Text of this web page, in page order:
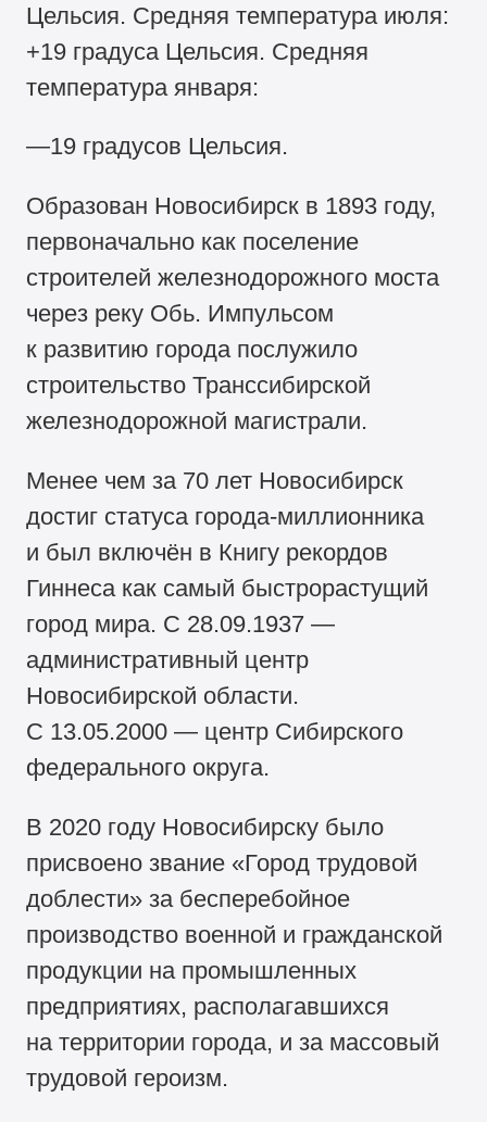
Цельсия. Средняя температура июля:
+19 градуса Цельсия. Средняя
температура января:
—19 градусов Цельсия.
Образован Новосибирск в 1893 году,
первоначально как поселение
строителей железнодорожного моста
через реку Обь. Импульсом
к развитию города послужило
строительство Транссибирской
железнодорожной магистрали.
Менее чем за 70 лет Новосибирск
достиг статуса города-миллионника
и был включён в Книгу рекордов
Гиннеса как самый быстрорастущий
город мира. С 28.09.1937 —
административный центр
Новосибирской области.
С 13.05.2000 — центр Сибирского
федерального округа.
В 2020 году Новосибирску было
присвоено звание «Город трудовой
доблести» за бесперебойное
производство военной и гражданской
продукции на промышленных
предприятиях, располагавшихся
на территории города, и за массовый
трудовой героизм.